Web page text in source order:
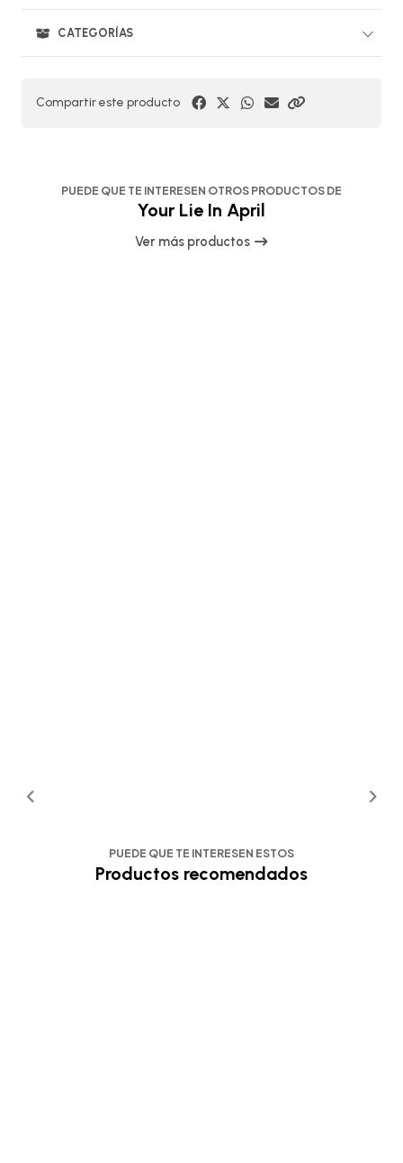
CATEGORÍAS
Compartir este producto
PUEDE QUE TE INTERESEN OTROS PRODUCTOS DE
Your Lie In April
Ver más productos
PUEDE QUE TE INTERESEN ESTOS
Productos recomendados